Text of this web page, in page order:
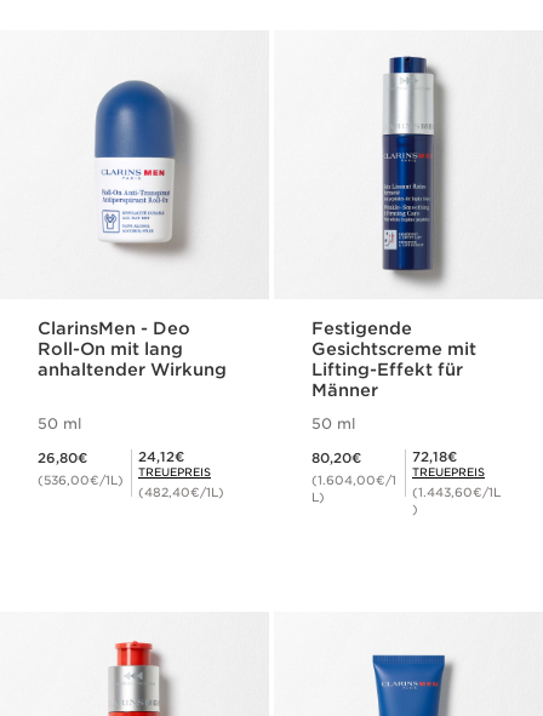
ClarinsMen - Deo
Roll-On mit lang
anhaltender Wirkung
50 ml
26,80€
(536,00€/1L)
Mitgliederpreis 24,12€
24,12€
TREUEPREIS
(482,40€/1L)
Festigende
Gesichtscreme mit
Lifting-Effekt für
Männer
50 ml
80,20€
(1.604,00€/1
L)
Mitgliederpreis 72,18€
72,18€
TREUEPREIS
(1.443,60€/1L
)